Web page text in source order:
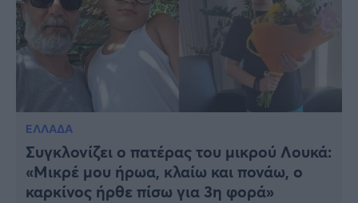
ΕΛΛΑΔΑ
Συγκλονίζει ο πατέρας του μικρού Λουκά:
«Μικρέ μου ήρωα, κλαίω και πονάω, ο
καρκίνος ήρθε πίσω για 3η φορά»